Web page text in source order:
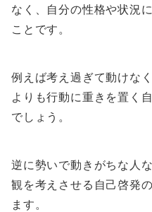
なく、自分の性格や状況
ことです。
例えば考え過ぎて動けな
よりも行動に重きを置く
でしょう。
逆に勢いで動きがちな人
観を考えさせる自己啓発
ます。